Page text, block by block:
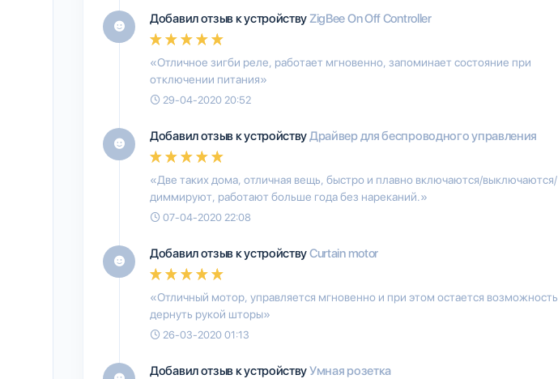
Добавил отзыв к устройству ZigBee On Off Controller
«Отличное зигби реле, работает мгновенно, запоминает состояние при
отключении питания»
29-04-2020 20:52
Добавил отзыв к устройствуДрайвер для беспроводного управления
«Две таких дома, отличная вещь, быстро и плавно включаются/выключаются/
диммируют, работают больше года без нареканий.»
07-04-2020 22:08
Добавил отзыв к устройствуCurtain motor
«Отличный мотор, управляется мгновенно и при этом остается возможность
дернуть рукой шторы»
26-03-2020 01:13
Добавил отзыв к устройствуУмная розетка